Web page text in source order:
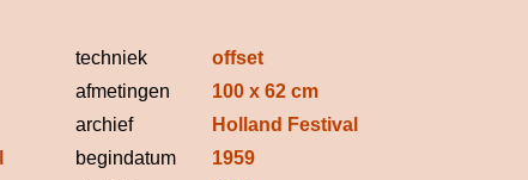
techniek
offset
afmetingen
100 x 62 cm
archief
Holland Festival
begindatum
1959